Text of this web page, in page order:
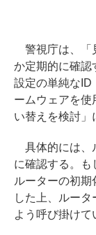
警視庁は、「
か定期的に確認
設定の単純なID
ームウェアを使
い替えを検討」
具体的には、
に確認する。も
ルーターの初
した上、ルー
よう呼び掛けて